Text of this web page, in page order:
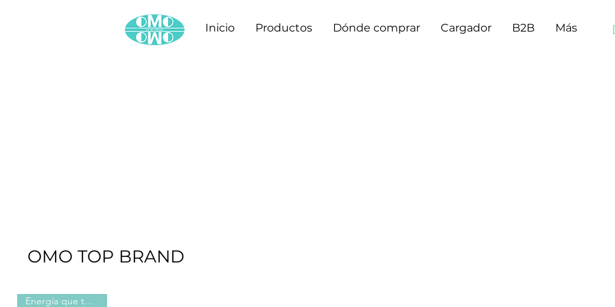
Inicio Productos Dónde comprar Cargador B2B Más
OMO TOP BRAND
Energía que te mueve